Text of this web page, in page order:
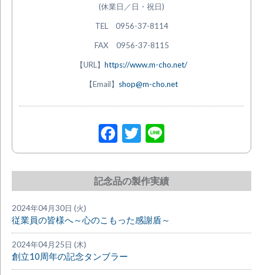
(休業日／日・祝日)
TEL 0956-37-8114
FAX 0956-37-8115
【URL】 https://www.m-cho.net/
【Email】 shop@m-cho.net
Facebook
Twitter
記念品の製作実績
2024年04月30日 (火)
従業員の皆様へ～心のこもった感謝盾～
2024年04月25日 (木)
創立10周年の記念タンブラー